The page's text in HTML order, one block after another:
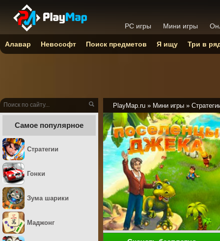
PlayMap.ru » Мини игры »
Самое популярное
Стратегии
Гонки
Зума шарики
Маджонг
PC игры Мини игры
Алавар Невософт Поиск предметов Я ищу Три в